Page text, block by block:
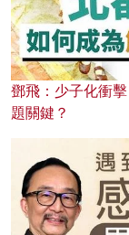
鄧飛：少子化衝
題關鍵？